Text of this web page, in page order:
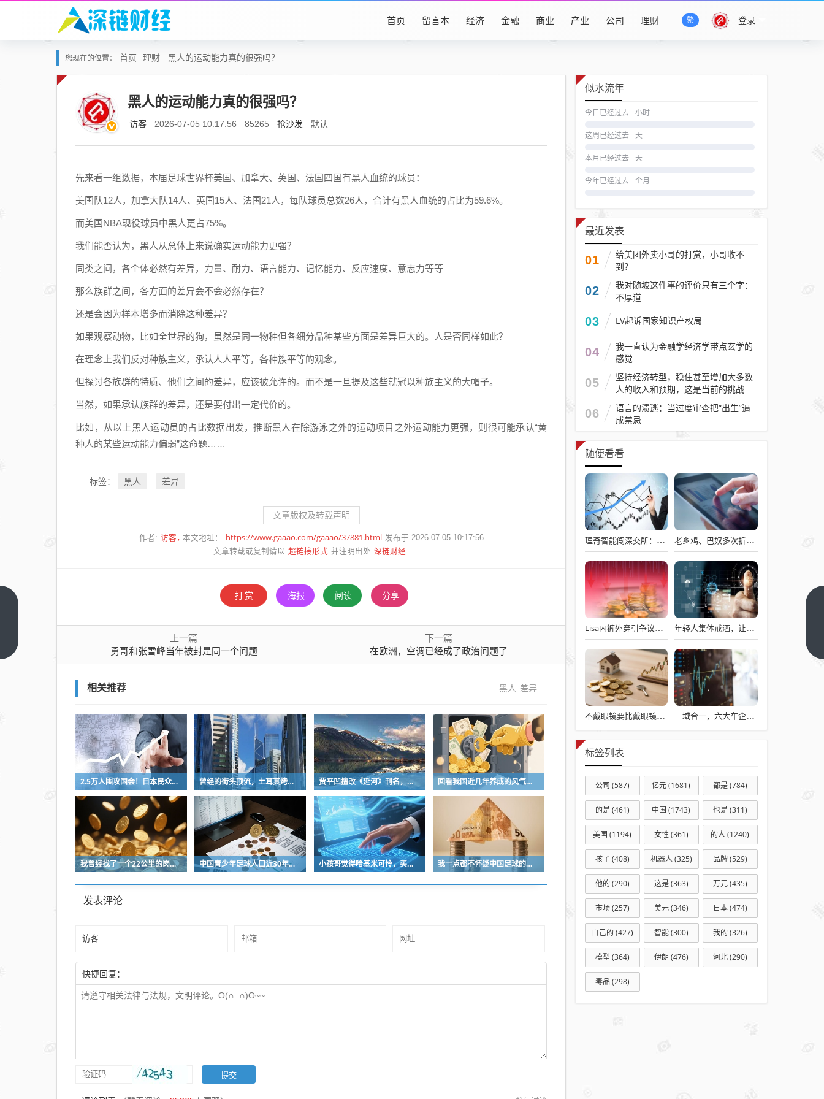
登录
繁
首页 留言本 经济 金融 商业 产业 公司 理财
您现在的位置： 首页 理财 黑人的运动能力真的很强吗？
黑人的运动能力真的很强吗？
访客 2026-07-05 10:17:56 85265 抢沙发 默认
先来看一组数据，本届足球世界杯美国、加拿大、英国、法国四国有黑人血统的球员：
美国队12人，加拿大队14人、英国15人、法国21人，每队球员总数26人，合计有黑人血统的占比为59.6%。
而美国NBA现役球员中黑人更占75%。
我们能否认为，黑人从总体上来说确实运动能力更强？
同类之间，各个体必然有差异，力量、耐力、语言能力、记忆能力、反应速度、意志力等等
那么族群之间，各方面的差异会不会必然存在？
还是会因为样本增多而消除这种差异？
如果观察动物，比如全世界的狗，虽然是同一物种但各细分品种某些方面是差异巨大的。人是否同样如此？
在理念上我们反对种族主义，承认人人平等，各种族平等的观念。
但探讨各族群的特质、他们之间的差异，应该被允许的。而不是一旦提及这些就冠以种族主义的大帽子。
当然，如果承认族群的差异，还是要付出一定代价的。
比如，从以上黑人运动员的占比数据出发，推断黑人在除游泳之外的运动项目之外运动能力更强，则很可能承认“黄
种人的某些运动能力偏弱”这命题……
标签： 黑人 差异
文章版权及转载声明
作者: 访客 本文地址： https://www.gaaao.com/gaaao/37881.html 发布于 2026-07-05 10:17:56
文章转载或复制请以 超链接形式 并注明出处 深链财经
打赏 海报 阅读 分享
上一篇
勇哥和张雪峰当年被封是同一个问题
下一篇
在欧洲，空调已经成了政治问题了
相关推荐 黑人 差异
2.5万人围攻国会！日本民众怒了：让她下台！ 曾经的街头顶流，土耳其烤肉为什么消失了？ 贾平凹擅改《延河》刊名，到底错在哪里？这三点才是问题的关键 回看我国近几年养成的风气习惯
我曾经找了一个22公里的岗位，坚持了2个星期就坚持不下去了 中国青少年足球人口近30年是断崖式下降 小孩哥觉得哈基米可怜，买了火腿肠喂哈基米，结果哈基米直接叼走他的鹦鹉… 我一点都不怀疑中国足球的未来
发表评论
快捷回复：
似水流年
今日已经过去 小时
这周已经过去 天
本月已经过去 天
今年已经过去 个月
最近发表
01
给美团外卖小哥的打赏，小哥收不
到？
02
我对随坡这件事的评价只有三个字：
不厚道
03 LV起诉国家知识产权局
04
我一直认为金融学经济学带点玄学的
感觉
05
坚持经济转型，稳住甚至增加大多数
人的收入和预期，这是当前的挑战
06
语言的溃逃：当过度审查把“出生”逼
成禁忌
随便看看
理奇智能闯深交所：对宁德时代销售下滑，研发费用率不敌同行 老乡鸡、巴奴多次折戟港股，餐饮上市变难了吗？
Lisa内裤外穿引争议，中西方性感理解不同？ 年轻人集体戒酒，让“老登”酒企的天快塌了
不戴眼镜要比戴眼镜更能减低近视度数 三域合一，六大车企抢做同一道“龙虾”大餐
标签列表
公司 (587) 亿元(1681) 都是(784)
的是(461) 中国 (1743) 也是(311)
美国 (1194) 女性 (361) 的人(1240)
孩子(408) 机器人(325) 品牌(529)
他的 (290) 这是(363) 万元(435)
市场(257) 美元(346) 日本(474)
自己的 (427) 智能(300) 我的 (326)
模型 (364) 伊朗 (476) 河北(290)
毒品 (298)